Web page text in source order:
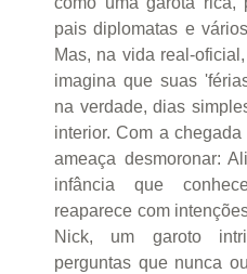
pais diplomatas e
Mas, na vida real-
imagina que suas
na verdade, dias
interior. Com a
ameaça desmoronar:
infância que
reaparece com
Nick, um garoto
perguntas que nunca